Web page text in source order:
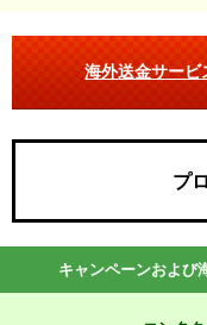
海外送金サービ
プ
キャンペーンおよび